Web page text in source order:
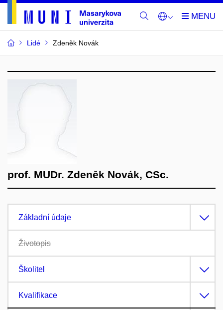
Lidé Zdeněk Novák
prof. MUDr. Zdeněk Novák, CSc.
Základní údaje
Životopis
Školitel
Kvalifikace